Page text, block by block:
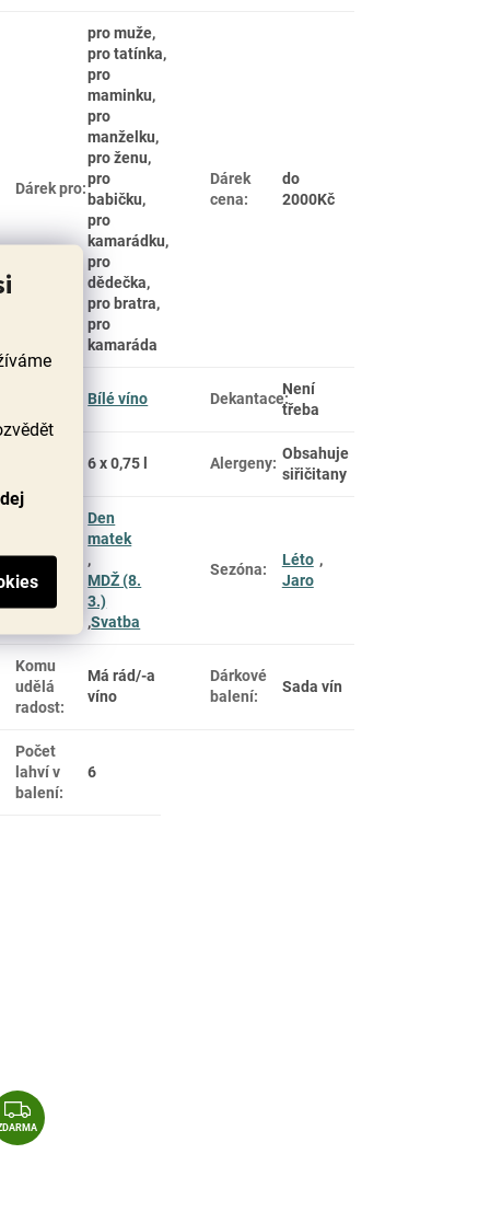
Dárek pro:
pro muže,
pro tatínka,
pro
maminku,
pro
manželku,
pro ženu,
pro
babičku,
pro
kamarádku,
pro
dědečka,
pro bratra,
pro
kamaráda
Dárek
cena:
do
2000Kč
Bílé víno Dekantace:
Není
třeba
6 x 0,75 l Alergeny:
Obsahuje
siřičitany
Na svátky
a oslavy
Den
matek
,
MDŽ (8.
3.)
,Svatba
Sezóna:
Léto ,
Jaro
Komu
udělá
radost:
Má rád/-a
víno
Dárkové
balení:
Sada vín
Počet
lahví v
balení:
6
Z
D